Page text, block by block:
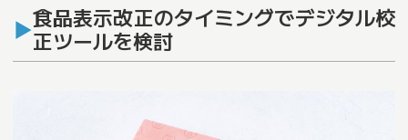
食品表示改正のタイミングでデジタル校
正ツールを検討